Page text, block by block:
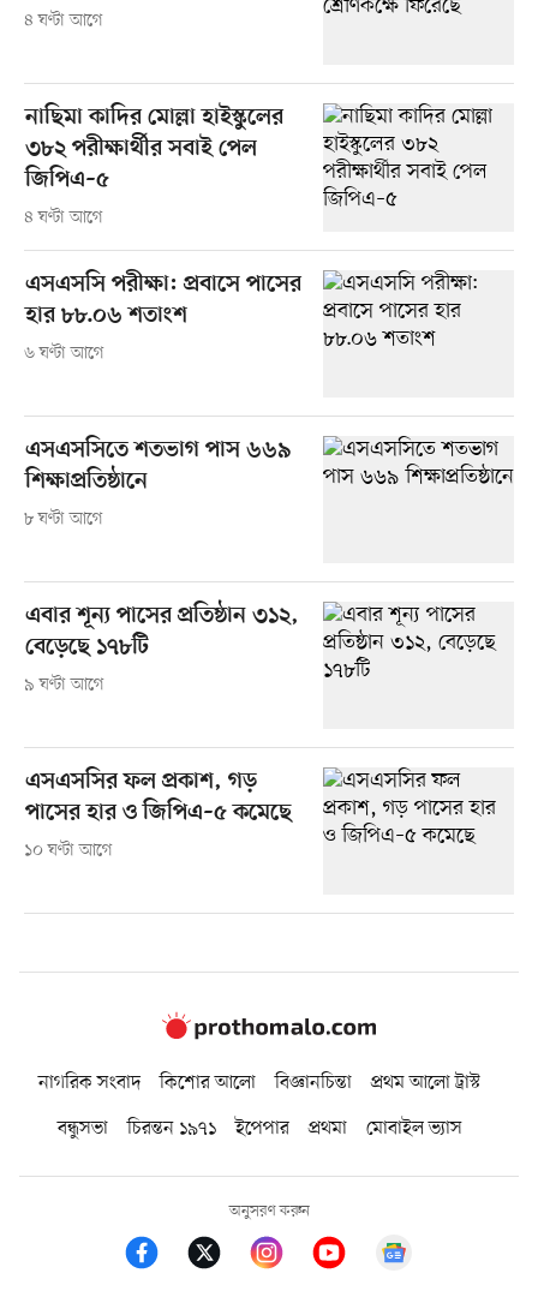
৪ ঘণ্টা আগে
নাছিমা কাদির মোল্লা হাইস্কুলের
৩৮২ পরীক্ষার্থীর সবাই পেল
জিপিএ–৫
৪ ঘণ্টা আগে
এসএসসি পরীক্ষা: প্রবাসে পাসের
হার ৮৮.০৬ শতাংশ
৬ ঘণ্টা আগে
এসএসসিতে শতভাগ পাস ৬৬৯
শিক্ষাপ্রতিষ্ঠানে
৮ ঘণ্টা আগে
এবার শূন্য পাসের প্রতিষ্ঠান ৩১২,
বেড়েছে ১৭৮টি
৯ ঘণ্টা আগে
এসএসসির ফল প্রকাশ, গড়
পাসের হার ও জিপিএ–৫ কমেছে
১০ ঘণ্টা আগে
নাগরিক সংবাদ কিশোর আলো বিজ্ঞানচিন্তা
প্রথম আলো ট্রাস্ট
বন্ধুসভা
চিরন্তন ১৯৭১ ইপেপার প্রথমা মোবাইল ভ্যাস
অনুসরণ করুন